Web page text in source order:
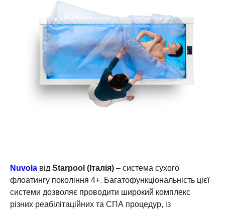
Nuvola від Starpool (Італія) – система сухого
флоатингу покоління 4+. Багатофункціональність цієї
системи дозволяє проводити широкий комплекс
різних реабілітаційних та СПА процедур, із